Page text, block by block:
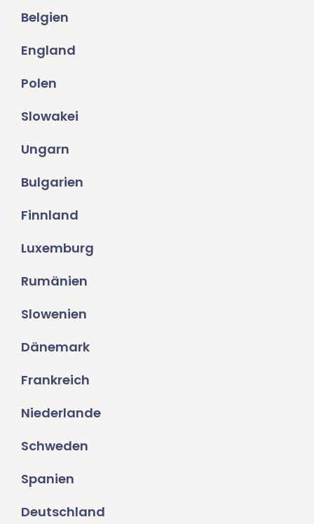
Belgien
England
Polen
Slowakei
Ungarn
Bulgarien
Finnland
Luxemburg
Rumänien
Slowenien
Dänemark
Frankreich
Niederlande
Schweden
Spanien
Deutschland